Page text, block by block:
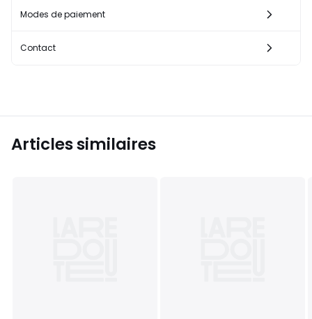
Modes de paiement
Contact
Articles similaires